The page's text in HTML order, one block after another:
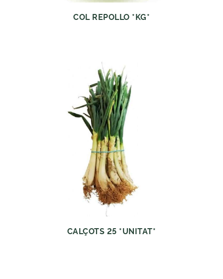
COL REPOLLO *KG*
CALÇOTS 25 *UNITAT*